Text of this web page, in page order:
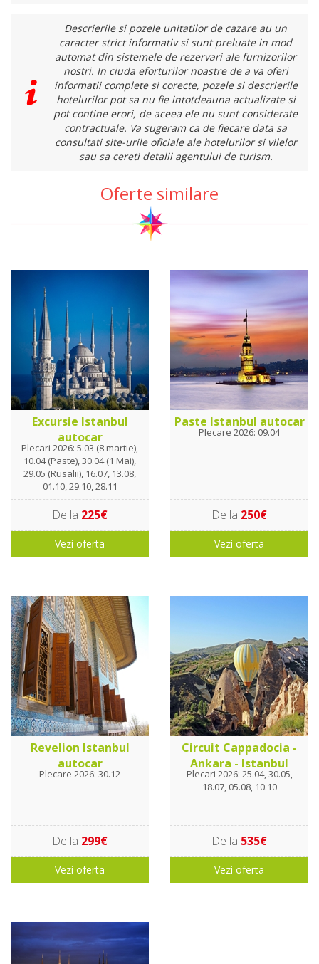
Descrierile si pozele unitatilor de cazare au un
caracter strict informativ si sunt preluate in mod
automat din sistemele de rezervari ale furnizorilor
nostri. In ciuda eforturilor noastre de a va oferi
informatii complete si corecte, pozele si descrierile
hotelurilor pot sa nu fie intotdeauna actualizate si
pot contine erori, de aceea ele nu sunt considerate
contractuale. Va sugeram ca de fiecare data sa
consultati site-urile oficiale ale hotelurilor si vilelor
sau sa cereti detalii agentului de turism.
Oferte similare
Excursie Istanbul
autocar
Plecari 2026: 5.03 (8 martie),
10.04 (Paste), 30.04 (1 Mai),
29.05 (Rusalii), 16.07, 13.08,
01.10, 29.10, 28.11
De la 225€
Vezi oferta
Paste Istanbul autocar
Plecare 2026: 09.04
De la 250€
Vezi oferta
Revelion Istanbul
autocar
Plecare 2026: 30.12
De la 299€
Vezi oferta
Circuit Cappadocia -
Ankara - Istanbul
Plecari 2026: 25.04, 30.05,
18.07, 05.08, 10.10
De la 535€
Vezi oferta